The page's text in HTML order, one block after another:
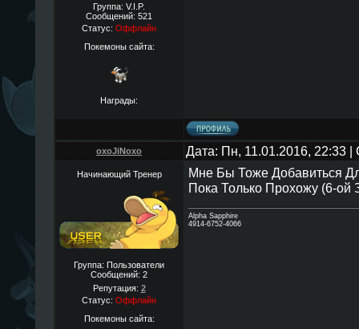
Группа: V.I.P.
Сообщений: 521
Статус: Оффлайн
Покемоны сайта:
Награды:
oxoJiNoxo Дата: Пн, 11.01.2016, 22:33
Начинающий Тренер
Группа: Пользователи
Сообщений: 2
Репутация: 2
Статус: Оффлайн
Покемоны сайта:
Мне Бы Тоже Добавиться
Пока Только Прохожу (6-
Alpha Sapphire
4914-6752-4066